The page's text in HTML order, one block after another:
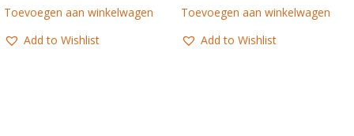
5
Toevoegen aan winkelwagen
Add to Wishlist
5
Toevoegen aan winkelwagen
Add to Wishlist